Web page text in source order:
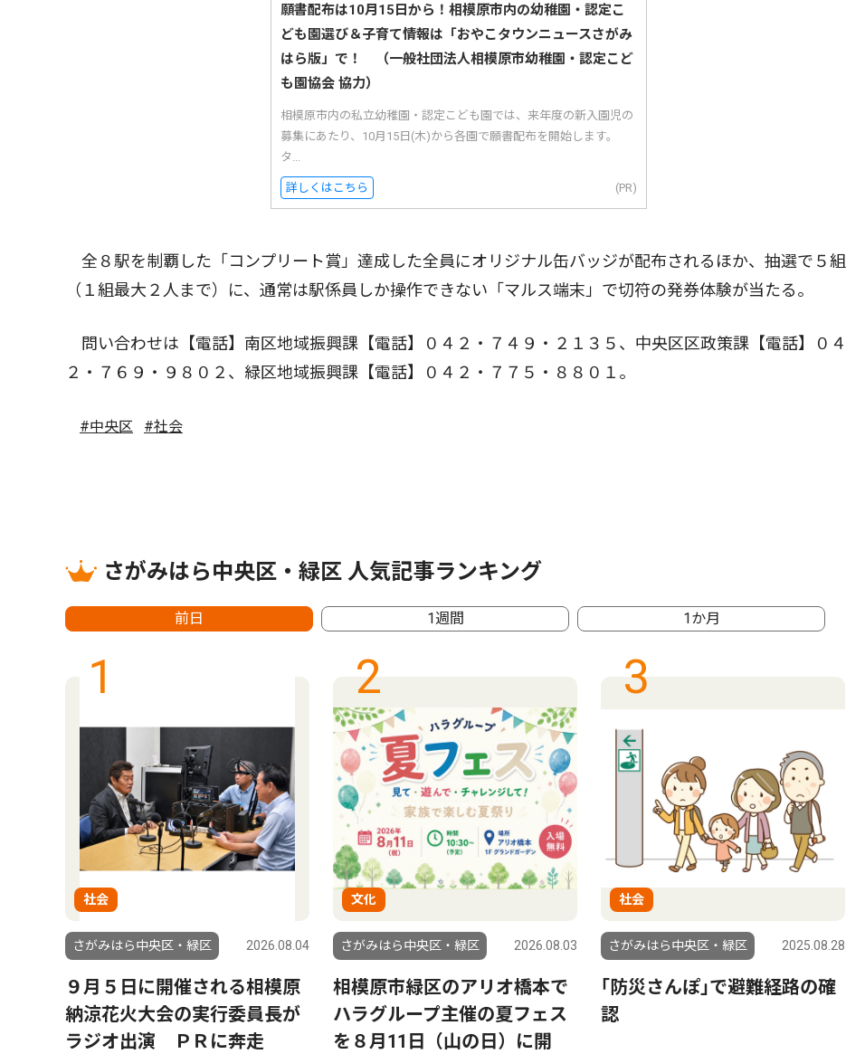
願書配布は10月15日から！相模原市内の幼稚園・認定こ
ども園選び＆子育て情報は「おやこタウンニュースさがみ
はら版」で！ （一般社団法人相模原市幼稚園・認定こど
も園協会 協力）
相模原市内の私立幼稚園・認定こども園では、来年度の新入園児の
募集にあたり、10月15日(木)から各園で願書配布を開始します。
タ...
詳しくはこちら (PR)
全８駅を制覇した「コンプリート賞」達成した全員にオリジナル缶バッジが配布されるほか、抽選で５組
（１組最大２人まで）に、通常は駅係員しか操作できない「マルス端末」で切符の発券体験が当たる。
問い合わせは【電話】南区地域振興課【電話】０４２・７４９・２１３５、中央区区政策課【電話】０４
２・７６９・９８０２、緑区地域振興課【電話】０４２・７７５・８８０１。
#中央区 #社会
さがみはら中央区・緑区 人気記事ランキング
前日 1週間 1か月
1
社会
さがみはら中央区・緑区 2026.08.04
９月５日に開催される相模原
納涼花火大会の実行委員長が
ラジオ出演 ＰＲに奔走
2
文化
さがみはら中央区・緑区 2026.08.03
相模原市緑区のアリオ橋本で
ハラグループ主催の夏フェス
を８月11日（山の日）に開
3
社会
さがみはら中央区・緑区 2025.08.28
｢防災さんぽ｣で避難経路の確
認